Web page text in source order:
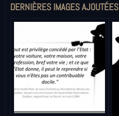
DERNIÈRES IMAGES AJOUTÉES